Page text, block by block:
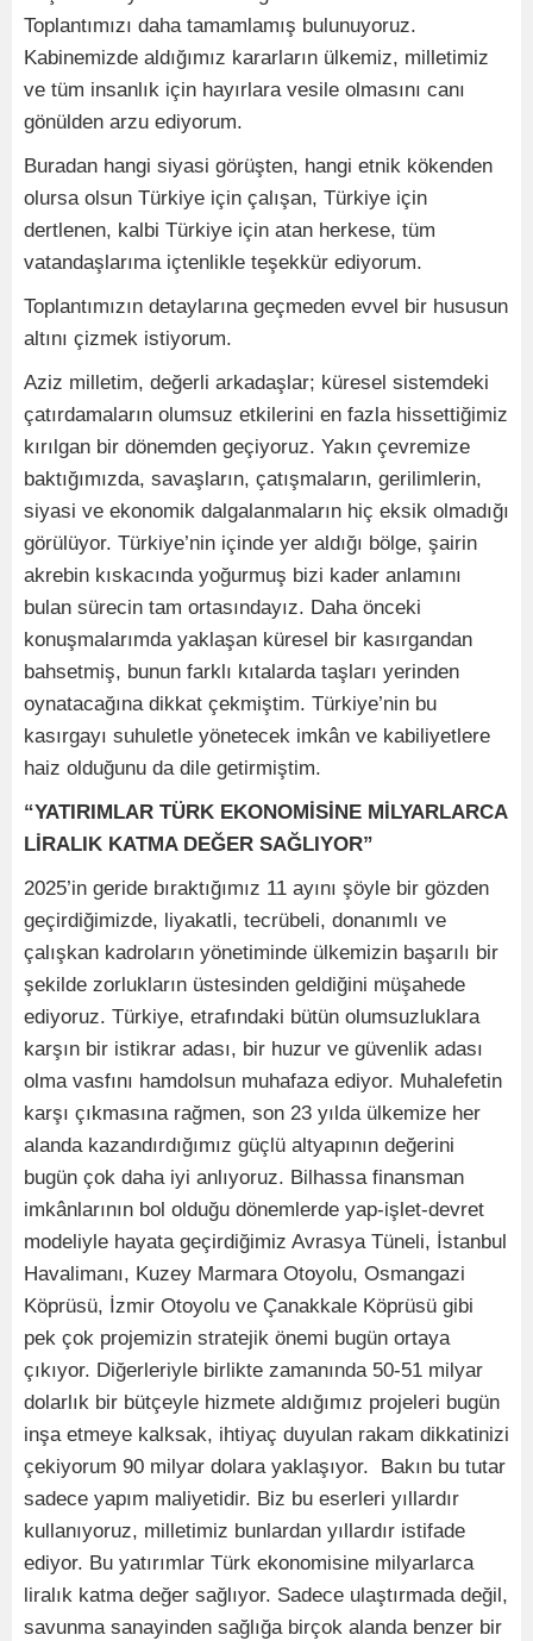
Toplantımızı daha tamamlamış bulunuyoruz.
Kabinemizde aldığımız kararların ülkemiz, milletimiz
ve tüm insanlık için hayırlara vesile olmasını canı
gönülden arzu ediyorum.
Buradan hangi siyasi görüşten, hangi etnik kökenden
olursa olsun Türkiye için çalışan, Türkiye için
dertlenen, kalbi Türkiye için atan herkese, tüm
vatandaşlarıma içtenlikle teşekkür ediyorum.
Toplantımızın detaylarına geçmeden evvel bir hususun
altını çizmek istiyorum.
Aziz milletim, değerli arkadaşlar; küresel sistemdeki
çatırdamaların olumsuz etkilerini en fazla hissettiğimiz
kırılgan bir dönemden geçiyoruz. Yakın çevremize
baktığımızda, savaşların, çatışmaların, gerilimlerin,
siyasi ve ekonomik dalgalanmaların hiç eksik olmadığı
görülüyor. Türkiye’nin içinde yer aldığı bölge, şairin
akrebin kıskacında yoğurmuş bizi kader anlamını
bulan sürecin tam ortasındayız. Daha önceki
konuşmalarımda yaklaşan küresel bir kasırgandan
bahsetmiş, bunun farklı kıtalarda taşları yerinden
oynatacağına dikkat çekmiştim. Türkiye’nin bu
kasırgayı suhuletle yönetecek imkân ve kabiliyetlere
haiz olduğunu da dile getirmiştim.
“YATIRIMLAR TÜRK EKONOMİSİNE MİLYARLARCA
LİRALIK KATMA DEĞER SAĞLIYOR”
2025’in geride bıraktığımız 11 ayını şöyle bir gözden
geçirdiğimizde, liyakatli, tecrübeli, donanımlı ve
çalışkan kadroların yönetiminde ülkemizin başarılı bir
şekilde zorlukların üstesinden geldiğini müşahede
ediyoruz. Türkiye, etrafındaki bütün olumsuzluklara
karşın bir istikrar adası, bir huzur ve güvenlik adası
olma vasfını hamdolsun muhafaza ediyor. Muhalefetin
karşı çıkmasına rağmen, son 23 yılda ülkemize her
alanda kazandırdığımız güçlü altyapının değerini
bugün çok daha iyi anlıyoruz. Bilhassa finansman
imkânlarının bol olduğu dönemlerde yap-işlet-devret
modeliyle hayata geçirdiğimiz Avrasya Tüneli, İstanbul
Havalimanı, Kuzey Marmara Otoyolu, Osmangazi
Köprüsü, İzmir Otoyolu ve Çanakkale Köprüsü gibi
pek çok projemizin stratejik önemi bugün ortaya
çıkıyor. Diğerleriyle birlikte zamanında 50-51 milyar
dolarlık bir bütçeyle hizmete aldığımız projeleri bugün
inşa etmeye kalksak, ihtiyaç duyulan rakam dikkatinizi
çekiyorum 90 milyar dolara yaklaşıyor. Bakın bu tutar
sadece yapım maliyetidir. Biz bu eserleri yıllardır
kullanıyoruz, milletimiz bunlardan yıllardır istifade
ediyor. Bu yatırımlar Türk ekonomisine milyarlarca
liralık katma değer sağlıyor. Sadece ulaştırmada değil,
savunma sanayinden sağlığa birçok alanda benzer bir